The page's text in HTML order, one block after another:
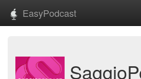
EasyPodcast